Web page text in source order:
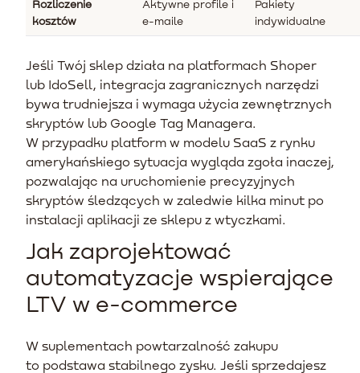
Rozliczenie
kosztów
Aktywne profile i
e-maile
Pakiety
indywidualne
Jeśli Twój sklep działa na platformach Shoper
lub IdoSell, integracja zagranicznych narzędzi
bywa trudniejsza i wymaga użycia zewnętrznych
skryptów lub Google Tag Managera.
W przypadku platform w modelu SaaS z rynku
amerykańskiego sytuacja wygląda zgoła inaczej,
pozwalając na uruchomienie precyzyjnych
skryptów śledzących w zaledwie kilka minut po
instalacji aplikacji ze sklepu z wtyczkami.
Jak zaprojektować
automatyzacje wspierające
LTV w e-commerce
W suplementach powtarzalność zakupu
to podstawa stabilnego zysku. Jeśli sprzedajesz